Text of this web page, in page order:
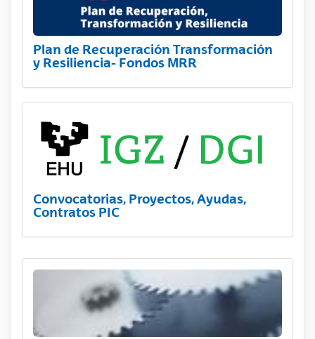
Plan de Recuperación Transformación
y Resiliencia- Fondos MRR
Convocatorias, Proyectos, Ayudas,
Contratos PIC